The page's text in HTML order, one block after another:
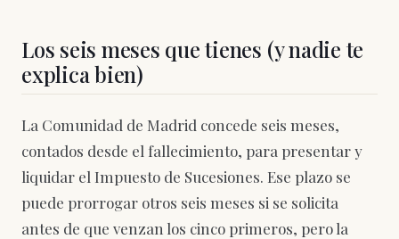
Los seis meses que tienes (y nadie te
explica bien)
La Comunidad de Madrid concede seis meses,
contados desde el fallecimiento, para presentar y
liquidar el Impuesto de Sucesiones. Ese plazo se
puede prorrogar otros seis meses si se solicita
antes de que venzan los cinco primeros, pero la